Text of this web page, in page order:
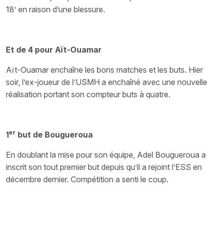
18’ en raison d’une blessure.
Et de 4 pour Aït-Ouamar
Aït-Ouamar enchaîne les bons matches et les buts. Hier
soir, l’ex-joueur de l’USMH a enchaîné avec une nouvelle
réalisation portant son compteur buts à quatre.
1er but de Bougueroua
En doublant la mise pour son équipe, Adel Bougueroua a
inscrit son tout premier but depuis qu’il a rejoint l’ESS en
décembre dernier. Compétition a senti le coup.